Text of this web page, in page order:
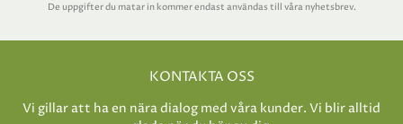
De uppgifter du matar in kommer endast användas till våra nyhetsbrev.
KONTAKTA OSS
Vi gillar att ha en nära dialog med våra kunder. Vi blir alltid